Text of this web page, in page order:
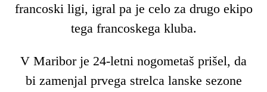
francoski ligi, igral pa je celo za drugo ekipo
tega francoskega kluba.
V Maribor je 24-letni nogometaš prišel, da
bi zamenjal prvega strelca lanske sezone